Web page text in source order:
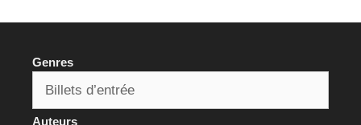
Genres
Auteurs